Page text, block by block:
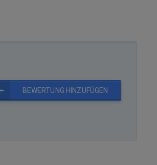
BEWERTUNG HINZUFÜGEN